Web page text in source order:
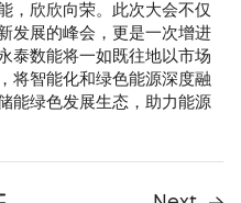
，欣欣向荣。此次大会不仅
发展的峰会，更是一次增进
泰数能将一如既往地以市场
将智能化和绿色能源深度融
能绿色发展生态，助力能源